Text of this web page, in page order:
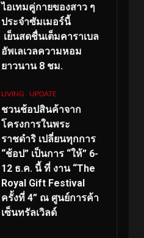
ไอเทมคู่กายของสาว ๆ
ประจำซัมเมอร์นี้
เย็นสดชื่นเต็มคาราเบล
อัพเลเวลความหอม
ยาวนาน 8 ชม.
LIVING UPDATE
ชวนช้อปสินค้าจาก
โครงการในพระ
ราชดำริ เปลี่ยนทุกการ
“ช้อป” เป็นการ “ให้” 6-
12 ธ.ค. นี้ ที่ งาน “The
Royal Gift Festival
ครั้งที่ 4” ณ ศูนย์การค้า
เซ็นทรัลเวิลด์